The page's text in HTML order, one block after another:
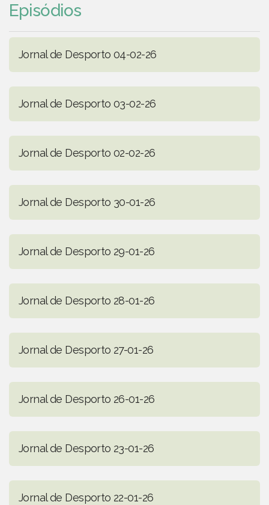
Episódios
Jornal de Desporto 04-02-26
Jornal de Desporto 03-02-26
Jornal de Desporto 02-02-26
Jornal de Desporto 30-01-26
Jornal de Desporto 29-01-26
Jornal de Desporto 28-01-26
Jornal de Desporto 27-01-26
Jornal de Desporto 26-01-26
Jornal de Desporto 23-01-26
Jornal de Desporto 22-01-26